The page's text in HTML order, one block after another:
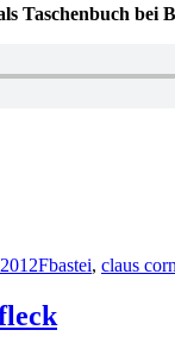
Taschenbuch bei
Fbastei, claus